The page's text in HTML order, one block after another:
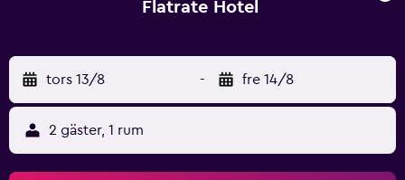
Flatrate Hotel
tors 13/8 - fre 14/8
2 gäster, 1 rum